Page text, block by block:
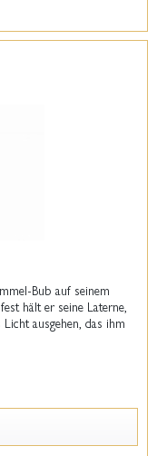
Bub auf seinem
hält er seine Laterne,
ausgehen, das ihm